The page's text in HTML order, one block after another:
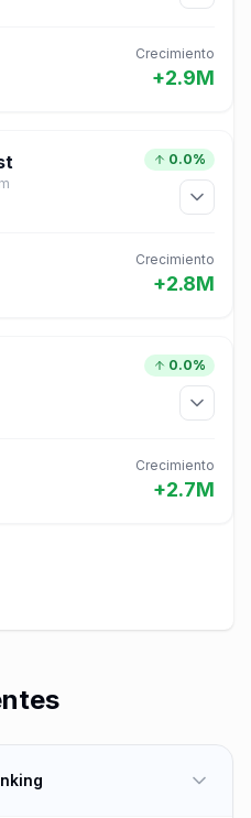
Crecimiento
+2.9M
0.0%
Crecimiento
+2.8M
0.0%
Crecimiento
+2.7M